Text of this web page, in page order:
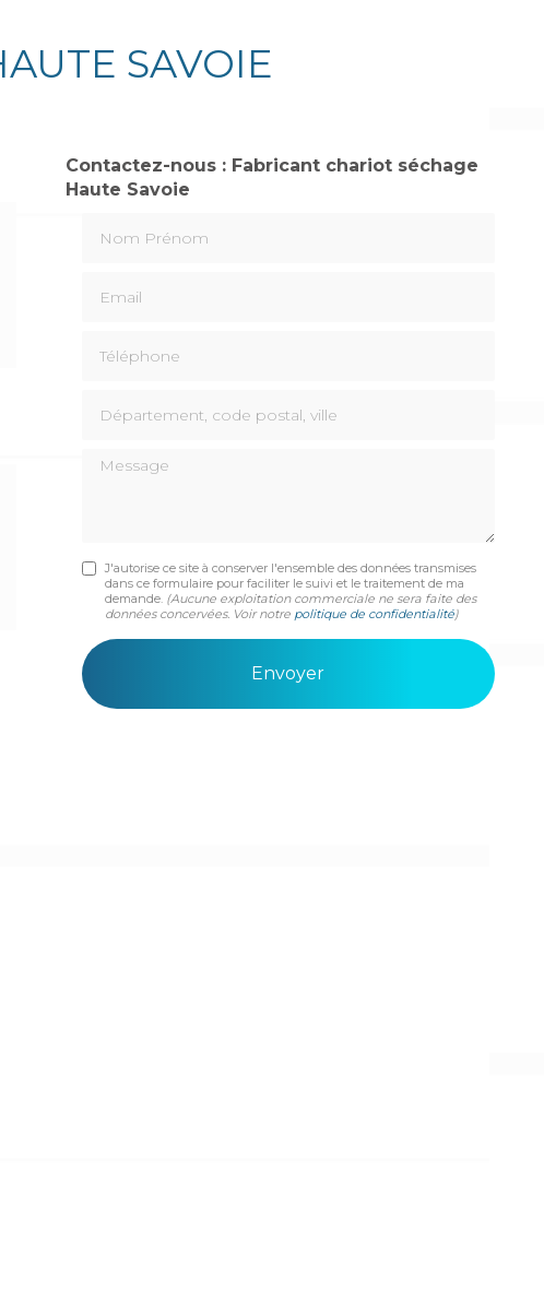
SAVOIE
Contactez-nous : Fabricant chariot séchage
Haute Savoie
Message
J'autorise ce site à conserver l'ensemble des données transmises
dans ce formulaire pour faciliter le suivi et le traitement de ma
demande. (Aucune exploitation commerciale ne sera faite des
données concervées. Voir notre politique de confidentialité)